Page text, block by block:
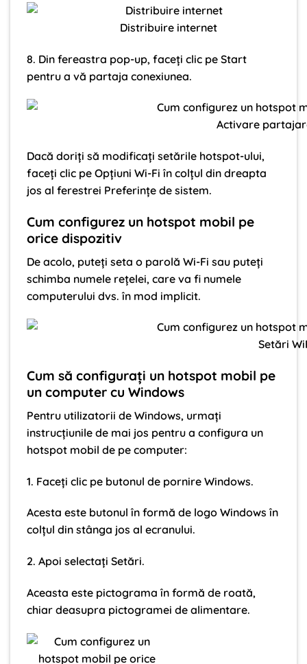
Distribuire internet
8. Din fereastra pop-up, faceți clic pe Start
pentru a vă partaja conexiunea.
Activare
Dacă doriți să modificați setările hotspot-ului,
faceți clic pe Opțiuni Wi-Fi în colțul din dreapta
jos al ferestrei Preferințe de sistem.
Cum configurez un hotspot mobil pe
orice dispozitiv
De acolo, puteți seta o parolă Wi-Fi sau puteți
schimba numele rețelei, care va fi numele
computerului dvs. în mod implicit.
Setări
Cum să configurați un hotspot mobil pe
un computer cu Windows
Pentru utilizatorii de Windows, urmați
instrucțiunile de mai jos pentru a configura un
hotspot mobil de pe computer:
1. Faceți clic pe butonul de pornire Windows.
Acesta este butonul în formă de logo Windows în
colțul din stânga jos al ecranului.
2. Apoi selectați Setări.
Aceasta este pictograma în formă de roată,
chiar deasupra pictogramei de alimentare.